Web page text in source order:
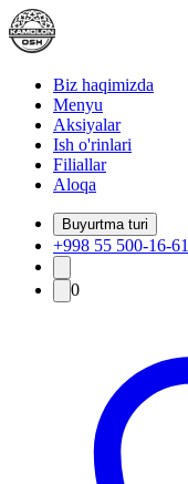
Biz haqimizda
Menyu
Aksiyalar
Ish o'rinlari
Filiallar
Aloqa
Buyurtma turi
+998 55 500-16-61
0